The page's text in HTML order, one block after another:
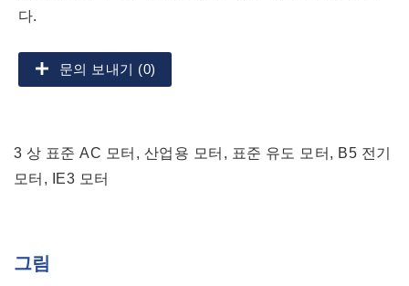
다.
문의 보내기 (0)
3 상 표준 AC 모터, 산업용 모터, 표준 유도 모터, B5 전기
모터, IE3 모터
그림